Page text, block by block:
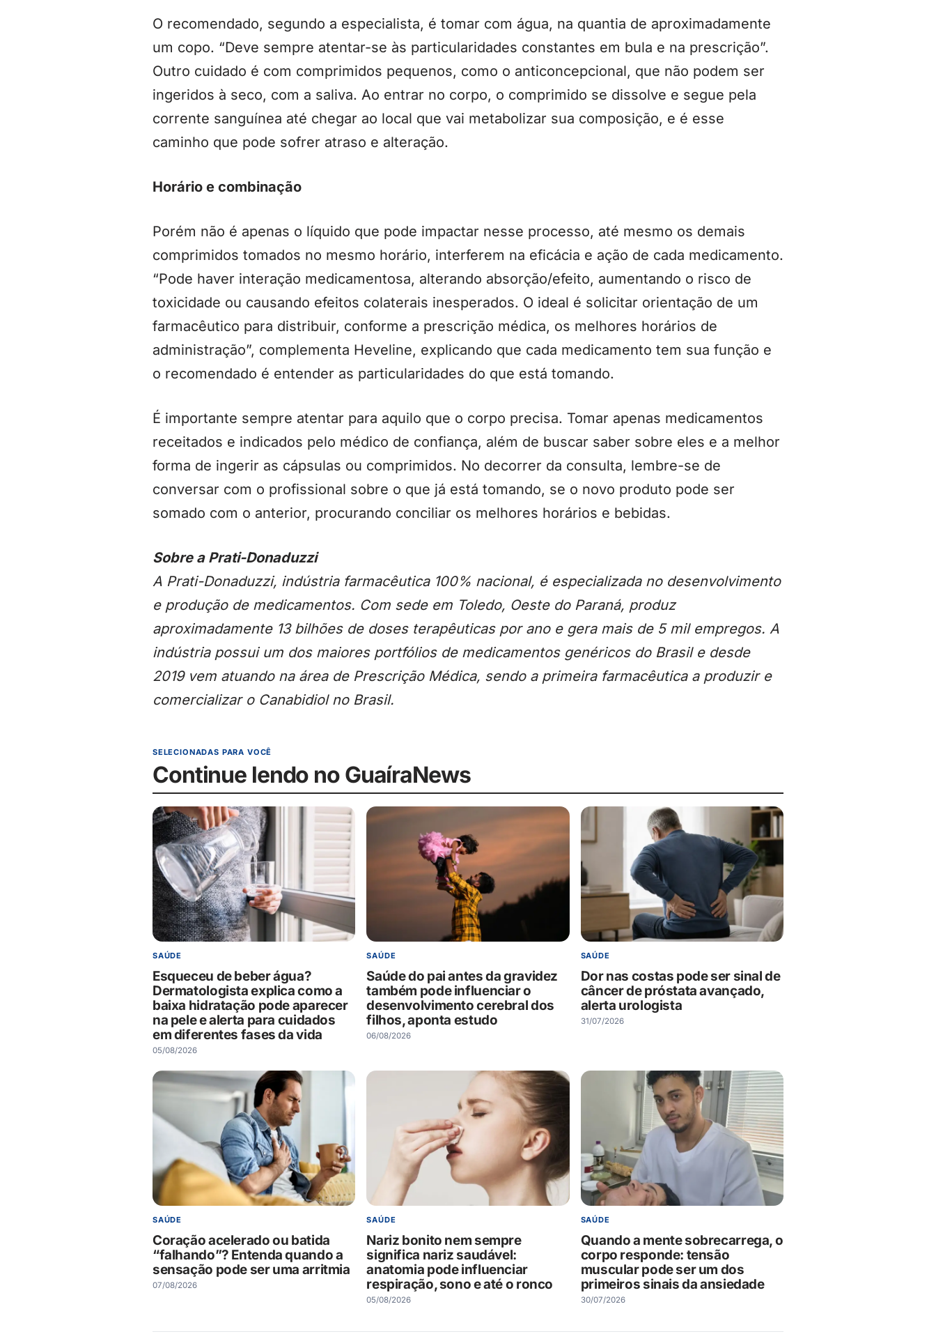
O recomendado, segundo a especialista, é tomar com água, na quantia de aproximadamente
um copo. “Deve sempre atentar-se às particularidades constantes em bula e na prescrição”.
Outro cuidado é com comprimidos pequenos, como o anticoncepcional, que não podem ser
ingeridos à seco, com a saliva. Ao entrar no corpo, o comprimido se dissolve e segue pela
corrente sanguínea até chegar ao local que vai metabolizar sua composição, e é esse
caminho que pode sofrer atraso e alteração.
Horário e combinação
Porém não é apenas o líquido que pode impactar nesse processo, até mesmo os demais
comprimidos tomados no mesmo horário, interferem na eficácia e ação de cada medicamento.
“Pode haver interação medicamentosa, alterando absorção/efeito, aumentando o risco de
toxicidade ou causando efeitos colaterais inesperados. O ideal é solicitar orientação de um
farmacêutico para distribuir, conforme a prescrição médica, os melhores horários de
administração”, complementa Heveline, explicando que cada medicamento tem sua função e
o recomendado é entender as particularidades do que está tomando.
É importante sempre atentar para aquilo que o corpo precisa. Tomar apenas medicamentos
receitados e indicados pelo médico de confiança, além de buscar saber sobre eles e a melhor
forma de ingerir as cápsulas ou comprimidos. No decorrer da consulta, lembre-se de
conversar com o profissional sobre o que já está tomando, se o novo produto pode ser
somado com o anterior, procurando conciliar os melhores horários e bebidas.
Sobre a Prati-Donaduzzi
A Prati-Donaduzzi, indústria farmacêutica 100% nacional, é especializada no desenvolvimento
e produção de medicamentos. Com sede em Toledo, Oeste do Paraná, produz
aproximadamente 13 bilhões de doses terapêuticas por ano e gera mais de 5 mil empregos. A
indústria possui um dos maiores portfólios de medicamentos genéricos do Brasil e desde
2019 vem atuando na área de Prescrição Médica, sendo a primeira farmacêutica a produzir e
comercializar o Canabidiol no Brasil.
SELECIONADAS PARA VOCÊ
Continue lendo no GuaíraNews
SAÚDE
Esqueceu de beber água?
Dermatologista explica como a
baixa hidratação pode aparecer
na pele e alerta para cuidados
em diferentes fases da vida
05/08/2026
SAÚDE
Saúde do pai antes da gravidez
também pode influenciar o
desenvolvimento cerebral dos
filhos, aponta estudo
06/08/2026
SAÚDE
Dor nas costas pode ser sinal de
câncer de próstata avançado,
alerta urologista
31/07/2026
SAÚDE
Coração acelerado ou batida
“falhando”? Entenda quando a
sensação pode ser uma arritmia
07/08/2026
SAÚDE
Nariz bonito nem sempre
significa nariz saudável:
anatomia pode influenciar
respiração, sono e até o ronco
05/08/2026
SAÚDE
Quando a mente sobrecarrega, o
corpo responde: tensão
muscular pode ser um dos
primeiros sinais da ansiedade
30/07/2026